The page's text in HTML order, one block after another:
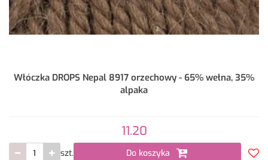
Włóczka DROPS Nepal 8917 orzechowy - 65% wełna, 35%
alpaka
11.20
szt. Do koszyka